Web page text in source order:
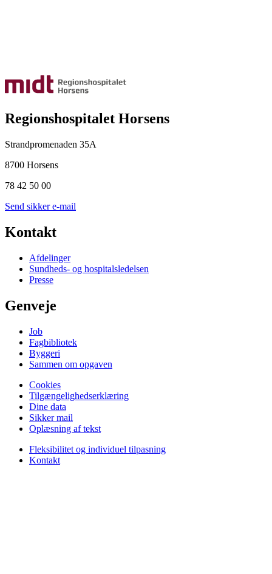
Regionshospitalet Horsens
Strandpromenaden 35A
8700 Horsens
78 42 50 00
Send sikker e-mail
Kontakt
Afdelinger
Sundheds- og hospitalsledelsen
Presse
Genveje
Job
Fagbibliotek
Byggeri
Sammen om opgaven
Cookies
Tilgængelighedserklæring
Dine data
Sikker mail
Oplæsning af tekst
Fleksibilitet og individuel tilpasning
Kontakt